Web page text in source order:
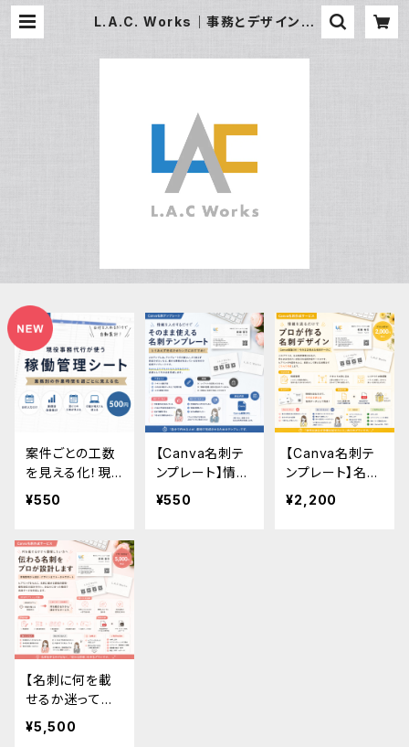
L.A.C. Works｜事務とデザインの
案件ごとの工数
を見える化！現
役フリーランス
¥550
【Canva名刺テ
ンプレート】情報
を入れるだけ
¥550
【Canva名刺テ
ンプレート】名刺
作成代行 Canv
a編集可｜個人
¥2,200
【名刺に何を載
せるか迷ってい
る方へ】何を載
せるかから整え
¥5,500